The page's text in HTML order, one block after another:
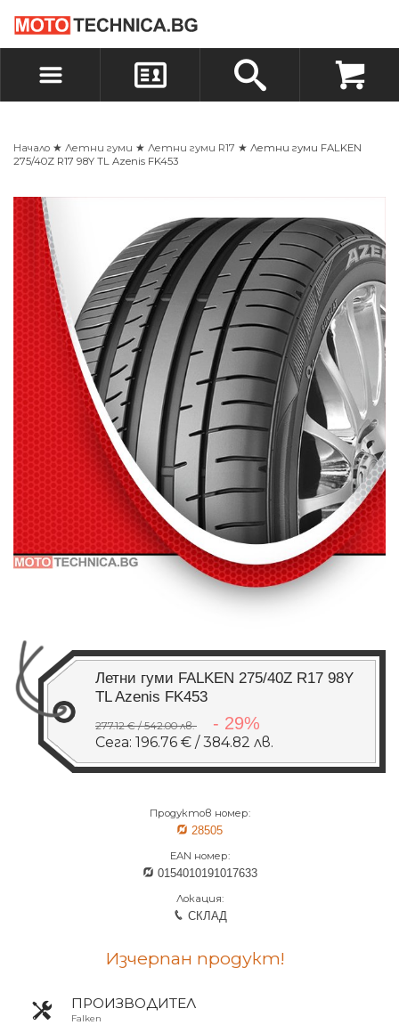
ВХОД
БЪРЗА ПОРЪЧКА ПОРЪЧКА
Начало ★ Летни гуми ★ Летни гуми R17 ★ Летни гуми FALKEN
275/40Z R17 98Y TL Azenis FK453
Летни гуми FALKEN 275/40Z R17 98Y
TL Azenis FK453
277.12 € / 542.00 лв. - 29%
Сега: 196.76 € / 384.82 лв.
Продуктов номер:
28505
EAN номер:
0154010191017633
Локация:
СКЛАД
Изчерпан продукт!
ПРОИЗВОДИТЕЛ
Falken